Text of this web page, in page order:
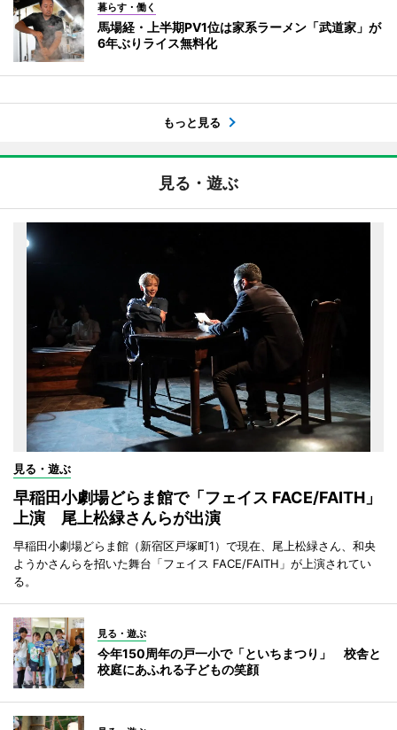
暮らす・働く
馬場経・上半期PV1位は家系ラーメン「武道家」が
6年ぶりライス無料化
もっと見る
見る・遊ぶ
見る・遊ぶ
早稲田小劇場どらま館で「フェイス FACE/FAITH」
上演 尾上松緑さんらが出演
早稲田小劇場どらま館（新宿区戸塚町1）で現在、尾上松緑さん、和央
ようかさんらを招いた舞台「フェイス FACE/FAITH」が上演されてい
る。
見る・遊ぶ
今年150周年の戸一小で「といちまつり」 校舎と
校庭にあふれる子どもの笑顔